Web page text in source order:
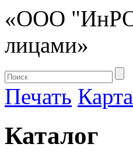
«ООО
лицами»
Печать
Каталог